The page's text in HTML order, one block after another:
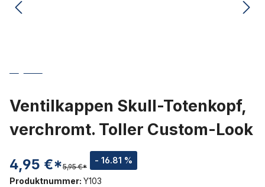
Ventilkappen Skull-Totenkopf,
verchromt. Toller Custom-Look
4,95 €* - 16.81 %
5,95 €*
Produktnummer: Y103